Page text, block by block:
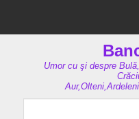
Umor cu şi despre